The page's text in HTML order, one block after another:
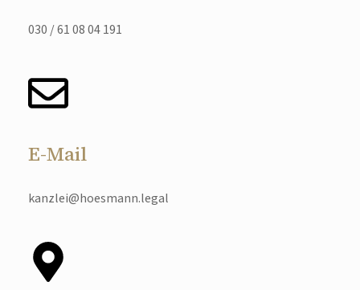
030 / 61 08 04 191
E-Mail
kanzlei@hoesmann.legal